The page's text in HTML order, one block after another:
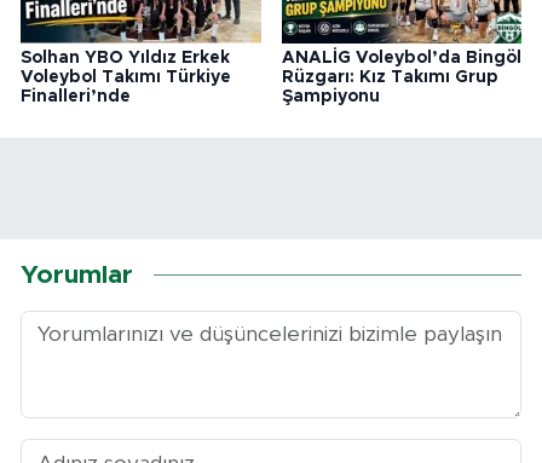
Solhan YBO Yıldız Erkek
Voleybol Takımı Türkiye
Finalleri’nde
ANALİG Voleybol’da Bingöl
Rüzgarı: Kız Takımı Grup
Şampiyonu
Yorumlar